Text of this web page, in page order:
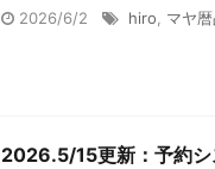
2026/6/2 hiro マヤ
2026.5/15更新：予約シ